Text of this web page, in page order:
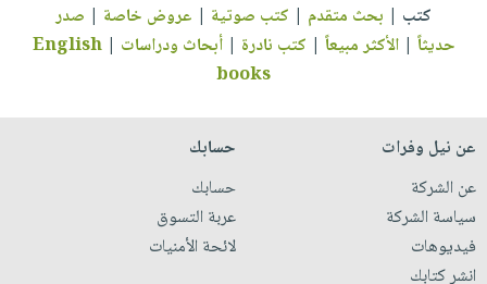
كتب | بحث متقدم | كتب صوتية | عروض خاصة | صدر
حديثاً |الأكثر مبيعاً | كتب نادرة |أبحاث ودراسات |
English
books
عن نيل وفرات
عن الشركة
سياسة الشركة
فيديوهات
انشر كتابك
حسابك
حسابك
عربة التسوق
لائحة الأمنيات